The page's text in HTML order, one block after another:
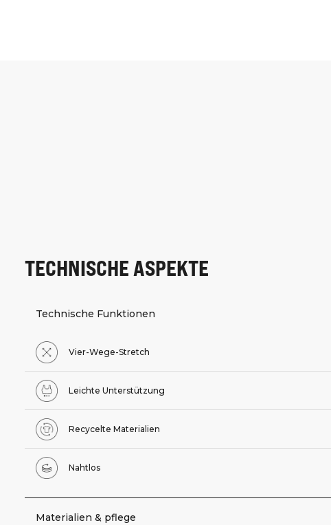
TECHNISCHE ASPEKTE
Technische Funktionen
Vier-Wege-Stretch
Leichte Unterstützung
Recycelte Materialien
Nahtlos
Materialien & pflege